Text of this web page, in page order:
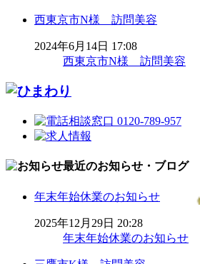
西東京市N様 訪問美容
2024年6月14日 17:08
西東京市N様 訪問美容
最近のお知らせ・ブログ
年末年始休業のお知らせ
2025年12月29日 20:28
年末年始休業のお知らせ